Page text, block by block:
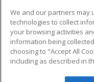
Military
Financial
Help
We and our partners may
technologies to collect
your browsing activities
information being
choosing to "Accept All
including as described in